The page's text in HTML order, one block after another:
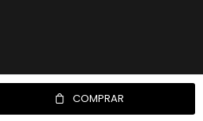
COMPRAR